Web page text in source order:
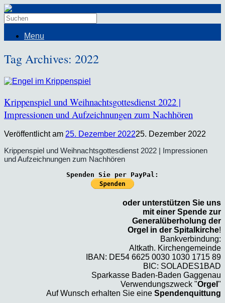
Menu
Tag Archives: 2022
Krippenspiel und Weihnachtsgottesdienst 2022 |
Impressionen und Aufzeichnungen zum Nachhören
Veröffentlicht am 25. Dezember 202225. Dezember 2022
Krippenspiel und Weihnachtsgottesdienst 2022 | Impressionen
und Aufzeichnungen zum Nachhören
Spenden Sie per PayPal:
oder unterstützen Sie uns
mit einer Spende zur
Generalüberholung der
Orgel in der Spitalkirche!
Bankverbindung:
Altkath. Kirchengemeinde
IBAN: DE54 6625 0030 1030 1715 89
BIC: SOLADES1BAD
Sparkasse Baden-Baden Gaggenau
Verwendungszweck "Orgel "
Auf Wunsch erhalten Sie eine Spendenquittung